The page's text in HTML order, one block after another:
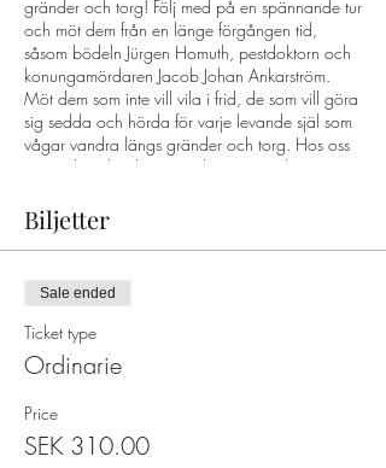
gränder och torg! Följ med på en spännande tur
och möt dem från en länge förgången tid,
såsom bödeln Jürgen Homuth, pestdoktorn och
konungamördaren Jacob Johan Ankarström.
Möt dem som inte vill vila i frid, de som vill göra
sig sedda och hörda för varje levande själ som
vågar vandra längs gränder och torg. Hos oss
möter du vålnaderna ansikte mot ansikte! Hör
kylan och de fruktansvärda hostningarna från
den svarta döden som drar i gränderna...
Biljetter
Sale ended
Ticket type
Ordinarie
Price
SEK 310.00